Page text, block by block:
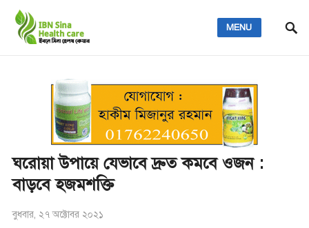
MENU
ঘরোয়া উপায়ে যেভাবে দ্রুত কমবে ওজন :
বাড়বে হজমশক্তি
বুধবার, ২৭ অক্টোবর ২০২১